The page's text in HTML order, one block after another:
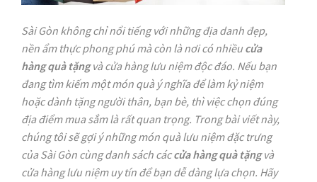
Sài Gòn không chỉ nổi tiếng với những địa danh đẹp,
nền ẩm thực phong phú mà còn là nơi có nhiềucửa
hàng quà tặngvà cửa hàng lưu niệm độc đáo. Nếu bạn
đang tìm kiếm một món quà ý nghĩa để làm kỷ niệm
hoặc dành tặng người thân, bạn bè, thì việc chọn đúng
địa điểm mua sắm là rất quan trọng. Trong bài viết này,
chúng tôi sẽ gợi ý những món quà lưu niệm đặc trưng
của Sài Gòn cùng danh sách cáccửa hàng quà tặngvà
cửa hàng lưu niệm uy tín để bạn dễ dàng lựa chọn. Hãy